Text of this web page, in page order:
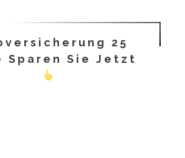
25
Sparen Sie Jetzt